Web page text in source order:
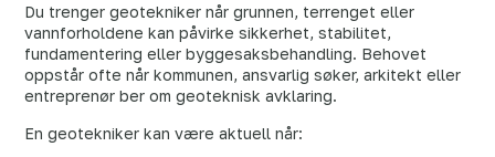
Du trenger geotekniker når grunnen, terrenget eller
vannforholdene kan påvirke sikkerhet, stabilitet,
fundamentering eller byggesaksbehandling. Behovet
oppstår ofte når kommunen, ansvarlig søker, arkitekt eller
entreprenør ber om geoteknisk avklaring.
En geotekniker kan være aktuell når: